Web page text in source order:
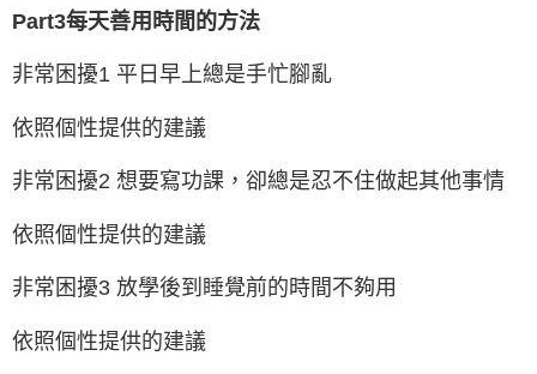
Part3每天善用時間的方法
非常困擾1 平日早上總是手忙腳亂
依照個性提供的建議
非常困擾2 想要寫功課，卻總是忍不住做起其他事情
依照個性提供的建議
非常困擾3 放學後到睡覺前的時間不夠用
依照個性提供的建議